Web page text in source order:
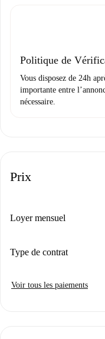
Justificatif
uniquement si
Politique de
Vous disposez de 24h
importante entre
nécessaire.
Prix
Loyer mensuel
Type de contrat
Voir tous les paiements